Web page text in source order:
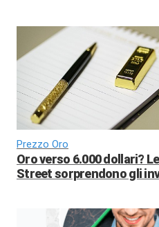
Prezzo Oro
Oro verso 6.000 dollari?
Street sorprendono gli